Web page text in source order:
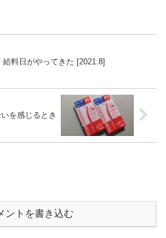
給料日がやってきた [2021.8]
を感じるとき
ントを書き込む